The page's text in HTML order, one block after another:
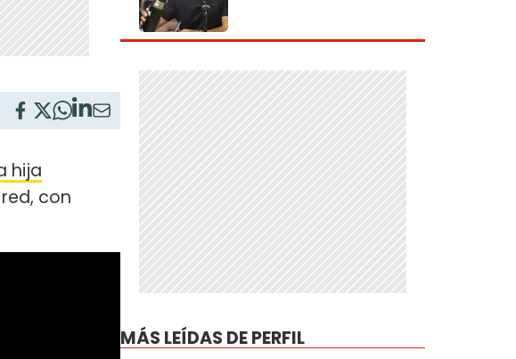
hija
con
MÁS LEÍDAS DE PERFIL